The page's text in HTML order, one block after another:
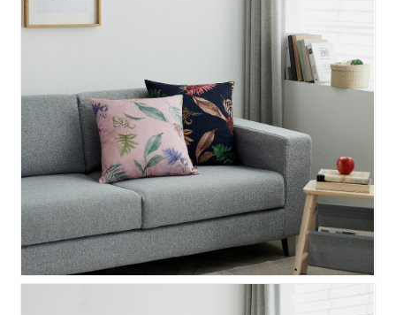
북유럽 오키드 쿠션커버 50..